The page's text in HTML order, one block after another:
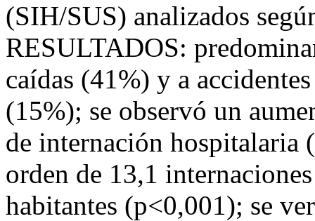
(SIH/SUS) analizados
RESULTADOS:
caídas (41%) y a
(15%); se observó un
de internación hospitalaria
orden de 13,1
habitantes (p<0,001); se